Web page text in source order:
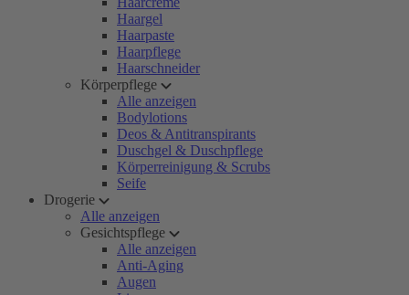
Haargel
Haarpaste
Haarpflege
Haarschneider
Körperpflege
Alle anzeigen
Bodylotions
Deos & Antitranspirants
Duschgel & Duschpflege
Körperreinigung & Scrubs
Seife
Drogerie
Alle anzeigen
Gesichtspflege
Alle anzeigen
Anti-Aging
Augen